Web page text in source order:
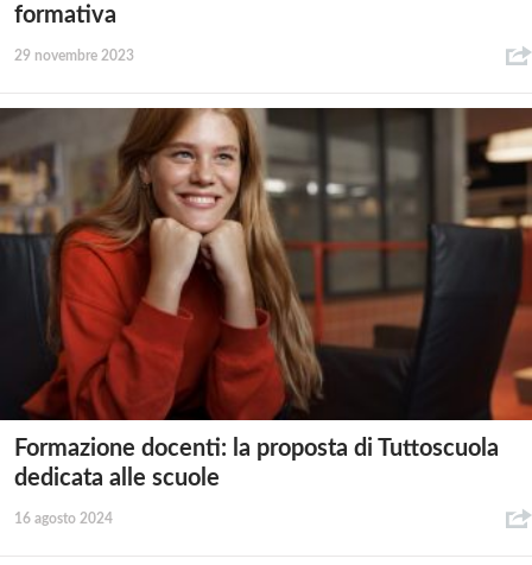
formativa
29 novembre 2023
Formazione docenti: la proposta di Tuttoscuola
dedicata alle scuole
16 agosto 2024